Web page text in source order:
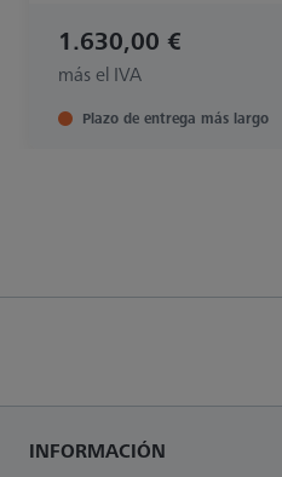
1.630,00 €
más el IVA
Plazo de entrega más largo
INFORMACIÓN